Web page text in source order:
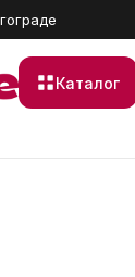
Каталог